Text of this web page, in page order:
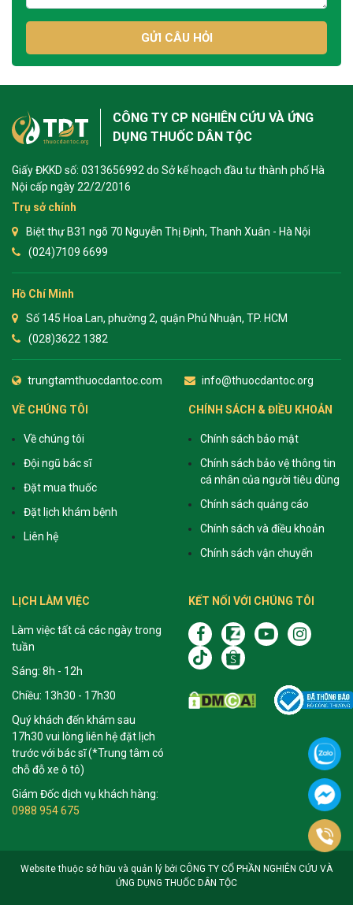
GỬI CÂU HỎI
CÔNG TY CP NGHIÊN CỨU VÀ ỨNG
DỤNG THUỐC DÂN TỘC
Giấy ĐKKD số: 0313656992 do Sở kế hoạch đầu tư thành phố Hà
Nội cấp ngày 22/2/2016
Trụ sở chính
Biệt thự B31 ngõ 70 Nguyễn Thị Định, Thanh Xuân - Hà Nội
(024)7109 6699
Hồ Chí Minh
Số 145 Hoa Lan, phường 2, quận Phú Nhuận, TP. HCM
(028)3622 1382
trungtamthuocdantoc.com info@thuocdantoc.org
VỀ CHÚNG TÔI
Về chúng tôi
Đội ngũ bác sĩ
Đặt mua thuốc
Đặt lịch khám bệnh
Liên hệ
CHÍNH SÁCH & ĐIỀU KHOẢN
Chính sách bảo mật
Chính sách bảo vệ thông tin
cá nhân của người tiêu dùng
Chính sách quảng cáo
Chính sách và điều khoản
Chính sách vận chuyển
LỊCH LÀM VIỆC
Làm việc tất cả các ngày trong
tuần
Sáng: 8h - 12h
Chiều: 13h30 - 17h30
Quý khách đến khám sau
17h30 vui lòng liên hệ đặt lịch
trước với bác sĩ (*Trung tâm có
chỗ đỗ xe ô tô)
Giám Đốc dịch vụ khách hàng:
0988 954 675
KẾT NỐI VỚI CHÚNG TÔI
Website thuộc sở hữu và quản lý bởi CÔNG TY CỔ PHẦN NGHIÊN CỨU VÀ
ỨNG DỤNG THUỐC DÂN TỘC